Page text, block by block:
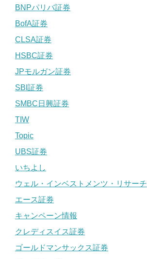
BNPパリバ証券
BofA証券
CLSA証券
HSBC証券
JPモルガン証券
SBI証券
SMBC日興証券
TIW
Topic
UBS証券
いちよし
ウェル・インベストメンツ・リサーチ
エース証券
キャンペーン情報
クレディスイス証券
ゴールドマンサックス証券